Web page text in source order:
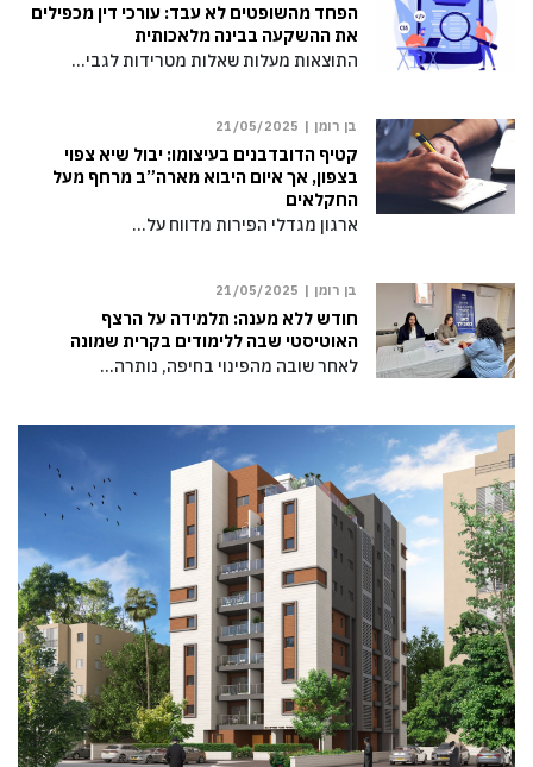
הפחד מהשופטים לא עבד: עורכי דין מכפילים
את ההשקעה בבינה מלאכותית
התוצאות מעלות שאלות מטרידות לגבי…
בן רומן | 21/05/2025
קטיף הדובדבנים בעיצומו: יבול שיא צפוי
בצפון, אך איום היבוא מארה”ב מרחף מעל
החקלאים
ארגון מגדלי הפירות מדווח על…
בן רומן | 21/05/2025
חודש ללא מענה: תלמידה על הרצף
האוטיסטי שבה ללימודים בקרית שמונה
לאחר שובה מהפינוי בחיפה, נותרה…